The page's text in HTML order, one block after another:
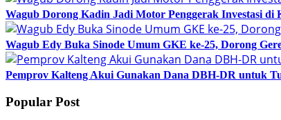
Wagub Dorong Kadin Jadi Motor Penggerak Investasi di
Wagub Edy Buka Sinode Umum GKE ke-25, Dorong
Pemprov Kalteng Akui Gunakan Dana DBH-DR untuk
Popular Post